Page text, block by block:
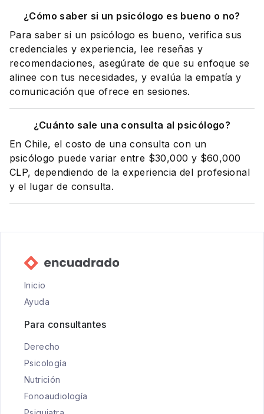
¿Cómo saber si un psicólogo es bueno o no?
Para saber si un psicólogo es bueno, verifica sus
credenciales y experiencia, lee reseñas y
recomendaciones, asegúrate de que su enfoque se
alinee con tus necesidades, y evalúa la empatía y
comunicación que ofrece en sesiones.
¿Cuánto sale una consulta al psicólogo?
En Chile, el costo de una consulta con un
psicólogo puede variar entre $30,000 y $60,000
CLP, dependiendo de la experiencia del profesional
y el lugar de consulta.
Inicio
Ayuda
Para consultantes
Derecho
Psicología
Nutrición
Fonoaudiología